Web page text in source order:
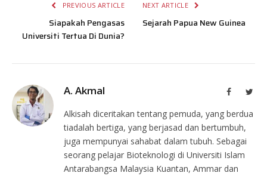
PREVIOUS ARTICLE
Siapakah Pengasas
Universiti Tertua Di Dunia?
NEXT ARTICLE
Sejarah Papua New Guinea
A. Akmal Facebook
Alkisah diceritakan tentang pemuda, yang berdua
tiadalah bertiga, yang berjasad dan bertumbuh,
juga mempunyai sahabat dalam tubuh. Sebagai
seorang pelajar Bioteknologi di Universiti Islam
Antarabangsa Malaysia Kuantan, Ammar dan